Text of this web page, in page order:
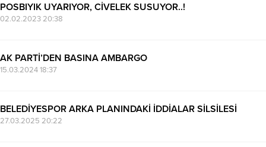
POSBIYIK UYARIYOR, CİVELEK SUSUYOR..!
02.02.2023 20:38
AK PARTİ’DEN BASINA AMBARGO
15.03.2024 18:37
BELEDİYESPOR ARKA PLANINDAKİ İDDİALAR SİLSİLESİ
27.03.2025 20:22